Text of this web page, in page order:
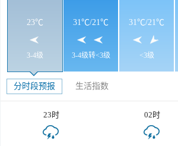
23℃
3-4级
31℃/21℃
3-4级转<3级
31℃/21℃
<3级
分时段预报 生活指数
23时 02时